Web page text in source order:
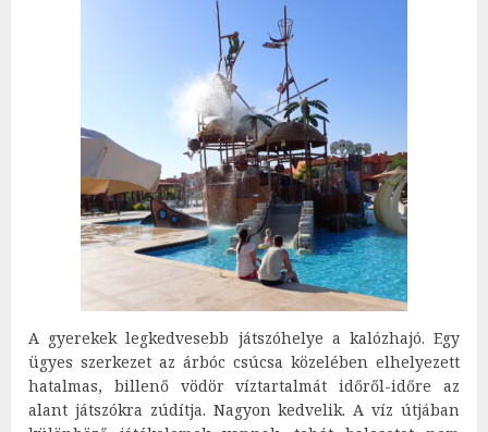
A gyerekek legkedvesebb játszóhelye a kalózhajó. Egy
ügyes szerkezet az árbóc csúcsa közelében elhelyezett
hatalmas, billenő vödör víztartalmát időről-időre az
alant játszókra zúdítja. Nagyon kedvelik. A víz útjában